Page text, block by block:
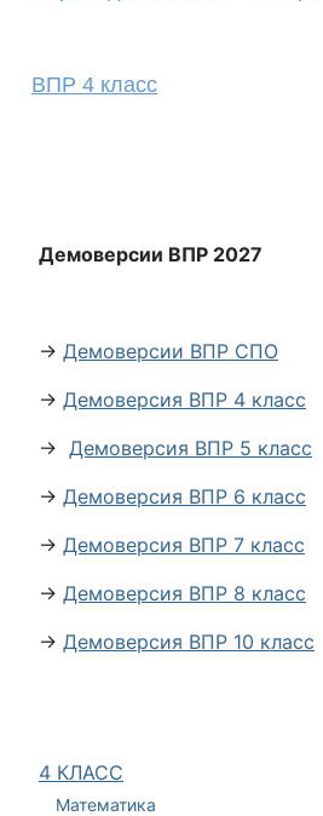
4 КЛАСС
Математика
ВПР 4 класс
Демоверсии ВПР 2027
→ Демоверсии ВПР СПО
→ Демоверсия ВПР 4 класс
→ Демоверсия ВПР 5 класс
→ Демоверсия ВПР 6 класс
→ Демоверсия ВПР 7 класс
→ Демоверсия ВПР 8 класс
→ Демоверсия ВПР 10 класс